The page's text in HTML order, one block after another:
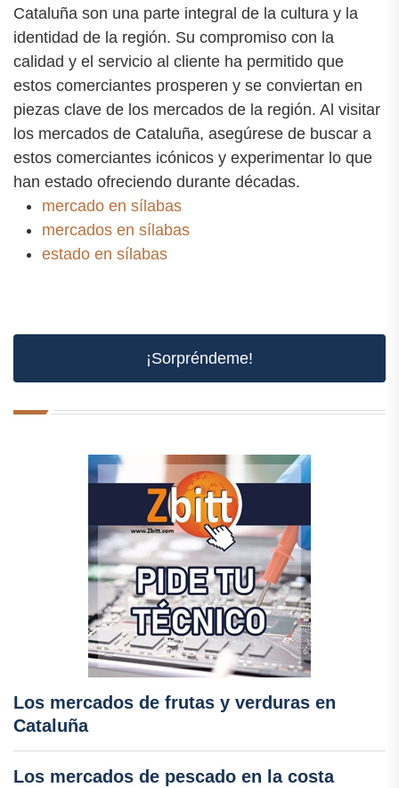
Cataluña son una parte integral de la cultura y la
identidad de la región. Su compromiso con la
calidad y el servicio al cliente ha permitido que
estos comerciantes prosperen y se conviertan en
piezas clave de los mercados de la región. Al visitar
los mercados de Cataluña, asegúrese de buscar a
estos comerciantes icónicos y experimentar lo que
han estado ofreciendo durante décadas.
mercado en sílabas
mercados en sílabas
estado en sílabas
¡Sorpréndeme!
Los mercados de frutas y verduras en
Cataluña
Los mercados de pescado en la costa